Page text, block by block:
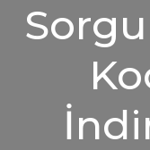
Sorgu